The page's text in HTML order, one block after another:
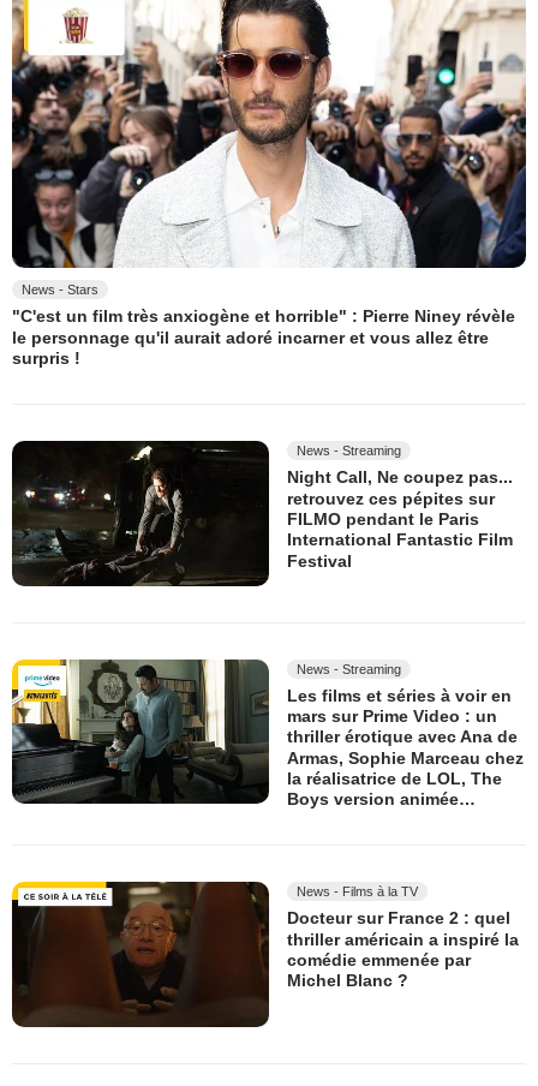
News - Stars
"C'est un film très anxiogène et horrible" : Pierre Niney révèle
le personnage qu'il aurait adoré incarner et vous allez être
surpris !
News - Streaming
Night Call, Ne coupez pas...
retrouvez ces pépites sur
FILMO pendant le Paris
International Fantastic Film
Festival
News - Streaming
Les films et séries à voir en
mars sur Prime Video : un
thriller érotique avec Ana de
Armas, Sophie Marceau chez
la réalisatrice de LOL, The
Boys version animée…
News - Films à la TV
Docteur sur France 2 : quel
thriller américain a inspiré la
comédie emmenée par
Michel Blanc ?